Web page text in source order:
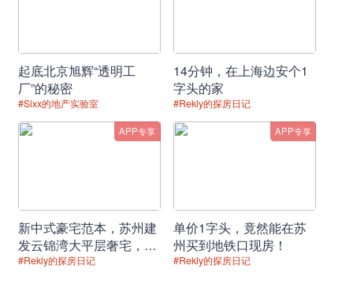
阶段，后期随着整体经济逐步改善，市场预期转
好，房地产市场有望逐步企稳。（来源：经济参考
报）
起底北京旭辉“透明工
厂”的秘密
#Sixx的地产实验室
14分钟，在上海边安个1
字头的家
#Rekly的探房日记
APP专享
新中式豪宅范本，苏州建
发云锦湾大平层奢宅，品
位盛泽园林理想居所！
#Rekly的探房日记
APP专享
单价1字头，竟然能在苏
州买到地铁口现房！
#Rekly的探房日记